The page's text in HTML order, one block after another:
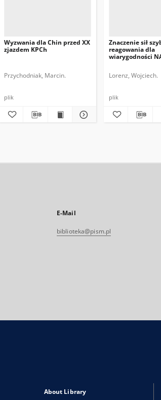
Wyzwania dla Chin przed XX
zjazdem KPCh
Przychodniak, Marcin.
plik
Znaczenie sił
reagowania dla
wiarygodności
Lorenz, Wojciech.
plik
E-Mail
biblioteka@pism.pl
About Library